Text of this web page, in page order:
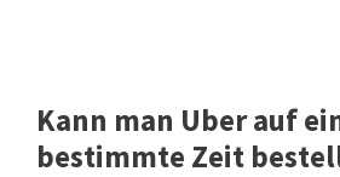
Kann man Uber auf
bestimmte Zeit